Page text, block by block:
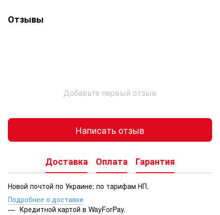
Отзывы
Добавьте первый отзыв
Написать отзыв
Доставка Оплата Гарантия
Новой почтой по Украине: по тарифам НП.
Подробнее о доставке
Кредитной картой в WayForPay.